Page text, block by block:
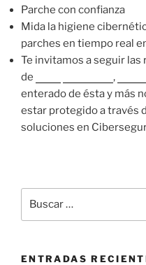
Parche con confianza
Mida la higiene
parches en tiempo real
Te invitamos a seguir las
de
,
enterado de ésta y más
estar protegido a través
soluciones en
ENTRADAS